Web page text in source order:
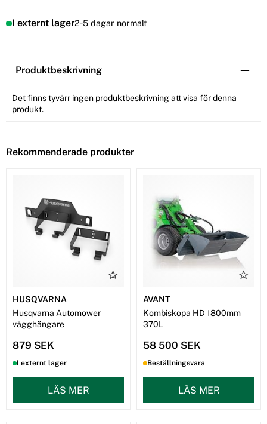
I externt lager2-5 dagar normalt
Produktbeskrivning
Det finns tyvärr ingen produktbeskrivning att visa för denna
produkt.
Rekommenderade produkter
HUSQVARNA
Husqvarna Automower
vägghängare
879 SEK
I externt lager
LÄS MER
AVANT
Kombiskopa HD 1800mm
370L
58 500 SEK
Beställningsvara
LÄS MER